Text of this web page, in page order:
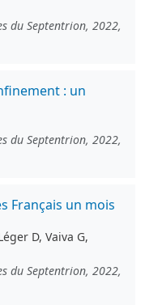
du Septentrion, 2022,
: un
du Septentrion, 2022,
Français un mois
D, Vaiva G,
du Septentrion, 2022,